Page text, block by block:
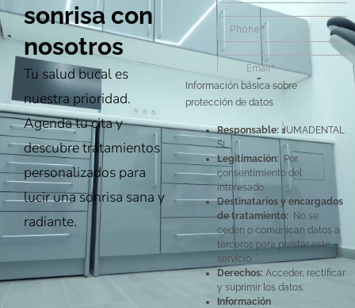
sonrisa con
nosotros
Tu salud bucal es
nuestra prioridad.
Agenda tu cita y
descubre tratamientos
personalizados para
lucir una sonrisa sana y
radiante.
Información básica sobre
protección de datos
Responsable: JUMADENTAL
SL.
Legitimación: Por
consentimiento del
interesado.
Destinatarios y encargados
de tratamiento: No se
ceden o comunican datos a
terceros para prestar este
servicio.
Derechos: Acceder, rectificar
y suprimir los datos.
Información